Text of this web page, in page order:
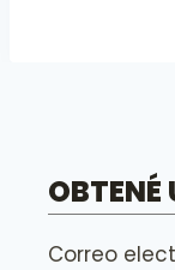
OBTENÉ
Correo